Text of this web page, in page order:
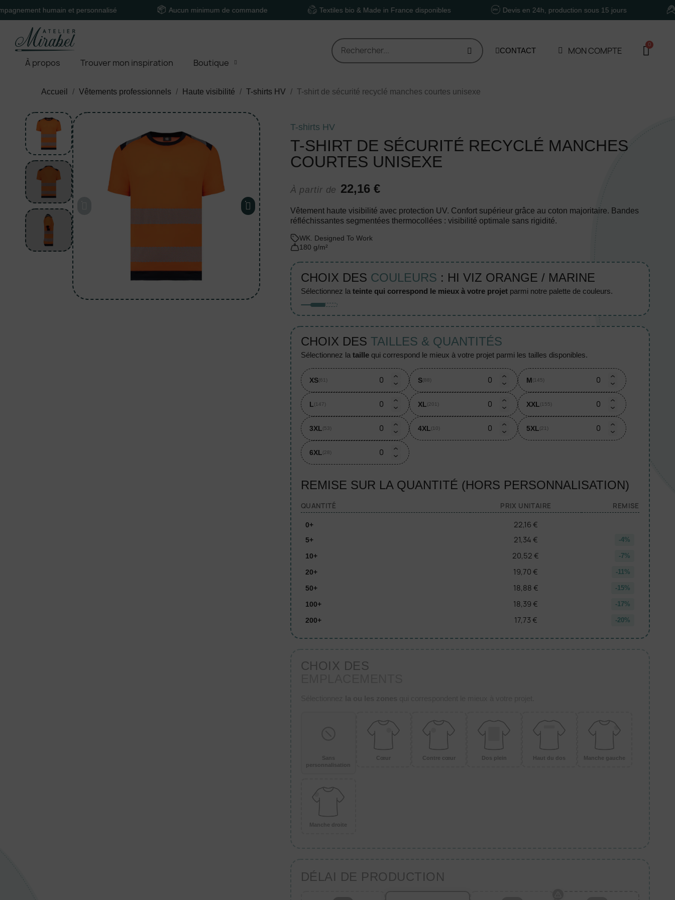
humain et personnalisé Aucun minimum de commande Textiles bio & Made in France disponibles Devis en 24h, production sous 15 jours Un
À propos Trouver mon inspiration Boutique
CONTACT MON COMPTE
Accueil Vêtements professionnels Haute visibilité T-shirts HV T-shirt de sécurité recyclé manches courtes unisexe
T-shirts HV
T-SHIRT DE SÉCURITÉ RECYCLÉ MANCHES
COURTES UNISEXE
À partir de 22,16 €
Vêtement haute visibilité avec protection UV. Confort supérieur grâce au coton majoritaire. Bandes
réfléchissantes segmentées thermocollées : visibilité optimale sans rigidité.
WK. Designed To Work
180 g/m²
CHOIX DES COULEURS : HI VIZ ORANGE / MARINE
sélectionnez la teinte qui correspond le mieux à votre projetparmi notre palette de couleurs.
CHOIX DES TAILLES & QUANTITÉS
sélectionnez la taillequi correspond le mieux à votre projet parmi les tailles disponibles.
XS(61) S(88) M(145)
L(147) XL(201) XXL(155)
3XL(53) 4XL(10) 5XL(21)
6XL(28)
REMISE SUR LA QUANTITÉ (HORS PERSONNALISATION)
QUANTITÉ PRIX UNITAIRE REMISE
0+ 22,16 €
5+ 21,34 € -4%
10+ 20,52 € -7%
20+ 19,70 € -11%
50+ 18,88 € -15%
100+ 18,39 € -17%
200+ 17,73 € -20%
CHOIX DES
Sans
personnalisation
Cœur Contre cœur Dos plein Haut du dos Manche gauche
Manche droite
DÉLAI DE PRODUCTION